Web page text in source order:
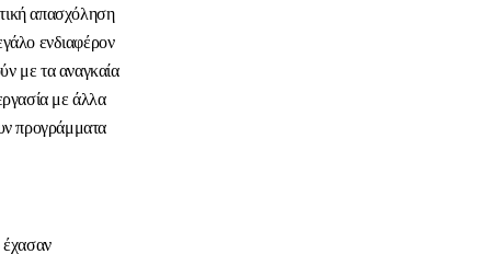
απασχόληση
ενδιαφέρον
με τα αναγκαία
με άλλα
προγράμματα
έχασαν